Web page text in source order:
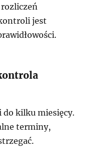
jest
do kilku miesięcy.
terminy,